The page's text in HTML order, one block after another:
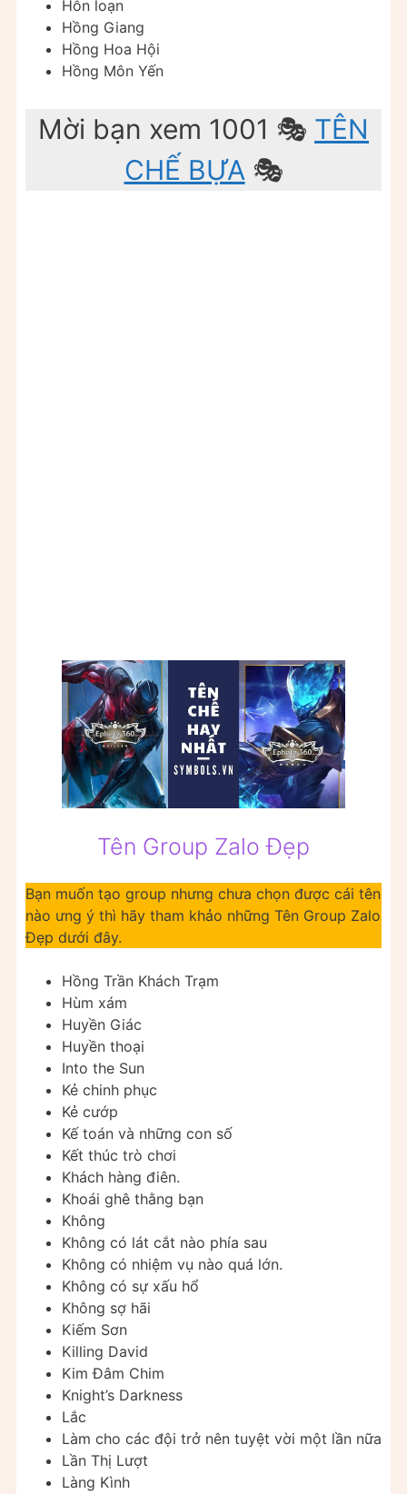
Hỗn loạn
Hồng Giang
Hồng Hoa Hội
Hồng Môn Yến
Mời bạn xem 1001 🎭 TÊN
CHẾ BỰA 🎭
Tên Group Zalo Đẹp
Bạn muốn tạo group nhưng chưa chọn được cái tên
nào ưng ý thì hãy tham khảo những Tên Group Zalo
Đẹp dưới đây.
Hồng Trần Khách Trạm
Hùm xám
Huyền Giác
Huyền thoại
Into the Sun
Kẻ chinh phục
Kẻ cướp
Kế toán và những con số
Kết thúc trò chơi
Khách hàng điên.
Khoái ghê thằng bạn
Không
Không có lát cắt nào phía sau
Không có nhiệm vụ nào quá lớn.
Không có sự xấu hổ
Không sợ hãi
Kiếm Sơn
Killing David
Kim Đâm Chim
Knight’s Darkness
Lắc
Làm cho các đội trở nên tuyệt vời một lần nữa
Lần Thị Lượt
Làng Kình